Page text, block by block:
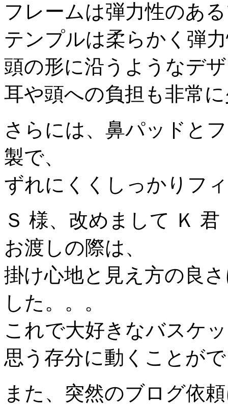
フレームは弾力性のあ
テンプルは柔らかく弾
頭の形に沿うようなデ
耳や頭への負担も非常
さらには、鼻パッドと
製で、
ずれにくくしっかりフ
Ｓ 様、改めまして Ｋ 君
お渡しの際は、
掛け心地と見え方の良
した。。。
これで大好きなバスケ
思う存分に動くことが
また、突然のブログ依